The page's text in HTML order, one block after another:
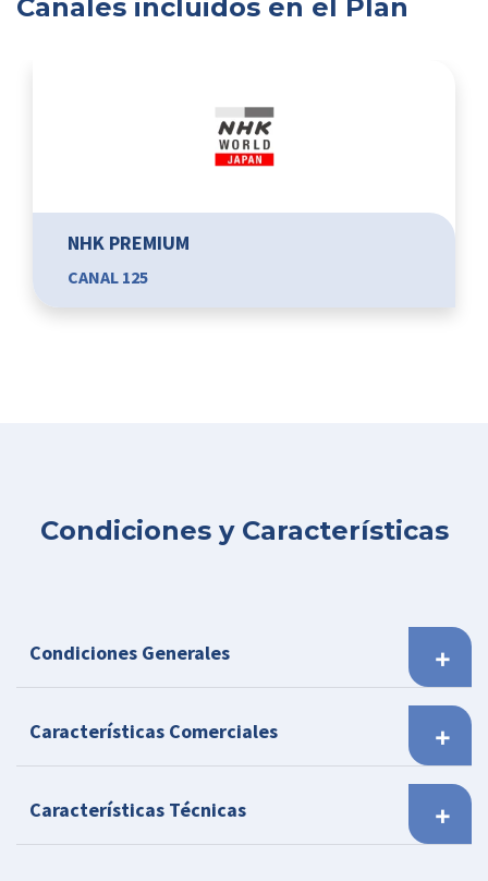
Canales incluidos en el Plan
NHK PREMIUM
CANAL 125
Condiciones y Características
Condiciones Generales
Características Comerciales
Características Técnicas